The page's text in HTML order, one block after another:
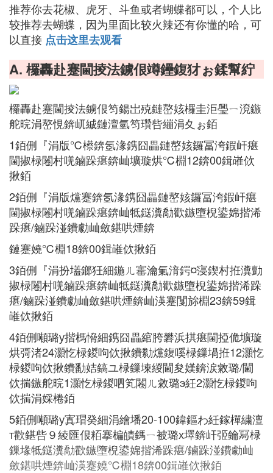
推荐你去花椒、虎牙、斗鱼或者蝴蝶都可以，个人比
较推荐去蝴蝶，因为里面比较火辣还有你懂的哈，可
以直接 点击这里去观看
A. 欏轟赴蹇閫掕法鐪佷竴鑸鍑犲ぉ鍒幫紵
欏轟赴蹇閫掕法鐪佷笉鍚岀殑鏈嶅姟欏圭洰璺ㄧ渷鏃
舵晥涓嶅悓錛屼絾鏈澶氫笉瓚呰繃涓夊ぉ銆
1銆侀『涓版℃櫒錛氬湪鎸囧畾鏈嶅姟鑼冨洿鍜屽瘎
閫掓椂闂村唴鏀跺瘎錛屾壙璇烘℃棩12錛00鍓嶉佽
揪銆
2銆侀『涓版爣蹇錛氬湪鎸囧畾鏈嶅姟鑼冨洿鍜屽瘎
閫掓椂闂村唴鏀跺瘎錛屾牴鎹瀵勪歡鏃墮棿鍙婂揩浠
跺瘎/鏀跺湴鐨勮屾斂鍖哄煙錛
鏈蹇嬈℃棩18錛00鍓嶉佽揪銆
3銆侀『涓扮壒鎯狅細鍦ㄦ寚瀹氭湇鍔¤寖鍥村拰瀵勯
掓椂闂村唴鏀跺瘎錛屾牴鎹瀵勪歡鏃墮棿鍙婂揩浠跺
瘎/鏀跺湴鐨勮屾斂鍖哄煙錛屾渶蹇闅旀棩23錛59鍓
嶉佽揪銆
4銆侀噸璐у揩榪愶細鎸囧畾綰胯礬浜掑瘎閫掗佹壙璇
烘彁渚24灝忔椂鍐呴佽揪鐨勬爣鍑嗘椂鏁堝拰12灝忔
椂鍐呴佽揪鐨勫姞鎬ユ椂鏁堜緵閫夋嫨錛涙敹璐/閫
佽揣鏃舵晥1灝忔椂鍐呬笂闂ㄦ敹璐э紝2灝忔椂鍐呴
佽揣涓婇棬銆
5銆侀噸璐у寘瑁癸細涓繪墦20-100鍏鏂わ紝鎵樿繍澶
т歡鍖呰９綾匯佷粨搴楄皟鎷ㄧ被璐х墿錛屽弬鑰冩椂
鏁堟牴鎹瀵勪歡鏃墮棿鍙婂揩浠跺瘎/鏀跺湴鐨勮屾
斂鍖哄煙錛屾渶蹇嬈℃棩18錛00鍓嶉佽揪銆